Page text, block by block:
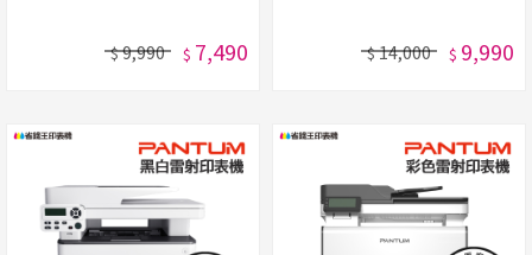
$9,990 $ 7,490 $14,000 $ 9,990